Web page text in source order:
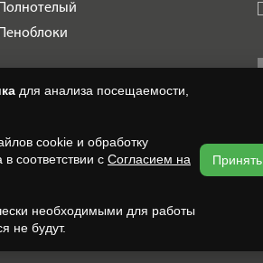
Полнотелый
Пеноблоки
для анализа посещаемости,
cookie и обработку
соответствии с Согласием на
необходимыми для работы
не будут.
Принять